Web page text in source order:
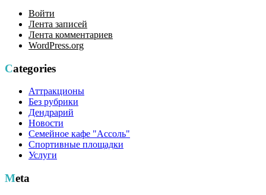
Войти
Лента записей
Лента комментариев
WordPress.org
Categories
Аттракционы
Без рубрики
Дендрарий
Новости
Семейное кафе "Ассоль"
Спортивные площадки
Услуги
Meta